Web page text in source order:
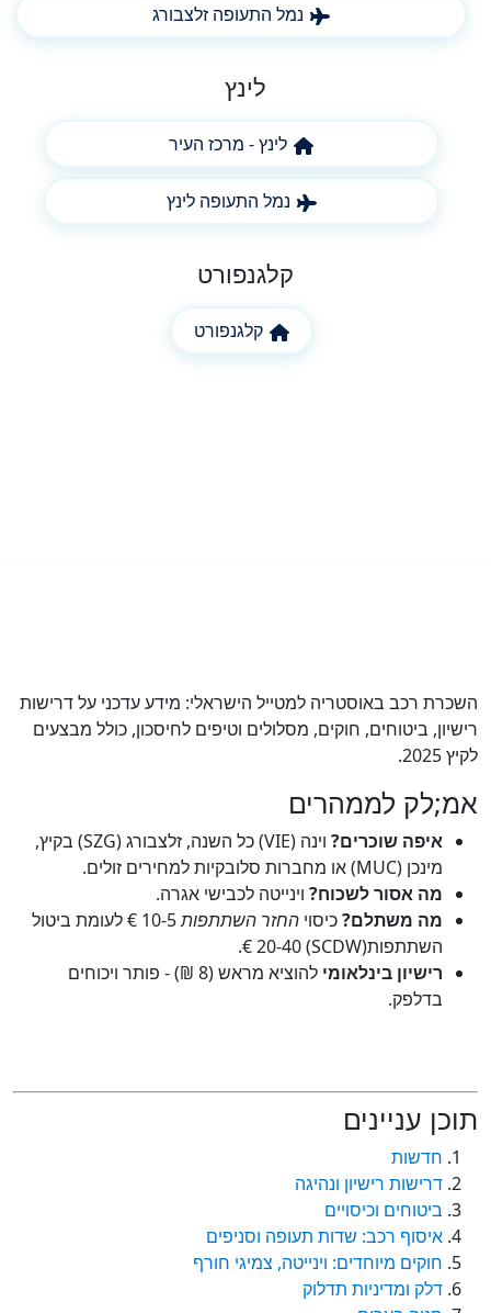
נמל התעופה זלצבורג
לינץ
לינץ - מרכז העיר
נמל התעופה לינץ
קלגנפורט
קלגנפורט
רכב באוסטריה למטייל הישראלי: מידע עדכני על דרישות
ביטוחים, חוקים, מסלולים וטיפים לחיסכון, כולל מבצעים
לממהרים
איפה שוכרים?
וינה (VIE) כל השנה, זלצבורג (SZG) בקיץ,
מינכן (MUC) או מחברות סלובקיות למחירים זולים.
מה אסור לשכוח?וינייטה לכבישי אגרה.
מה משתלם?כיסויהחזר השתתפות
5‑10 € לעומת ביטול
השתתפות(SCDW) 20-40 €.
רישיון בינלאומי
להוציא מראש (8 ₪) - פותר ויכוחים
בדלפק.
עניינים
חדשות
דרישות רישיון ונהיגה
ביטוחים וכיסויים
איסוף רכב: שדות תעופה וסניפים
חוקים מיוחדים: וינייטה, צמיגי חורף
דלק ומדיניות תדלוק